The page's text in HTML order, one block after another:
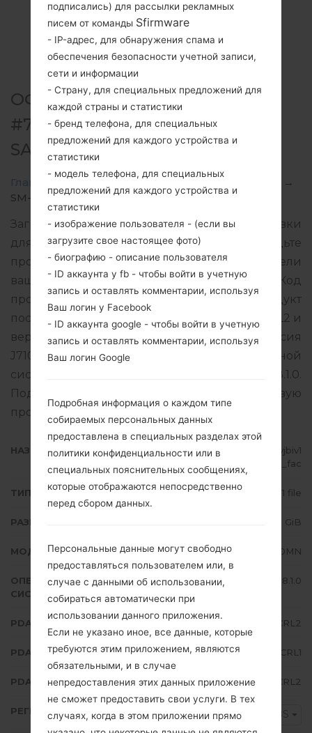
ОФИЦИАЛЬНАЯ ПРОШИВКА
#72845 ДЛЯ SM-J710MN -
SAMSUNGGALAXY J7 2016
Главная → Galaxy J7 2016 SamsungSM-J710MN
→
SM-J710MN_1_20190313112114_kyjbiv1t6t_fac.zip
Загрузите последнее обновление прошивки
для Samsung Galaxy J7 2016, но не забудьте
проверить, соответствует ли номер модели
вашего смартфона указанному SM-J710MN. Код
прошивки NBS для NICARAGUA. Продукт
поставляется с версией PDA J710MNUBU4CRL2 и
версия CSC J710MNUWT4CRL1, MODEM версия
J710MNUBU4CRL2. Версия операционной
системы данной прошивки Android Oreo 8.1.0.
Подробная инструкция, как прошить стоковую
прошивку на устройства Samsung
НАЗВАНИЕ ФАЙЛА
SM-J710MN_1_20190313112114_kyjbiv1
t6t_fac
ТИП ПРОШИВКИ 1 file
РАЗМЕР ФАЙЛА 2.11 GiB
МОДЕЛЬ Samsung SM-J710MN
ОПЕРАЦИОННАЯ
СИСТЕМА
Android Oreo 8.1.0
PDA/AP ВЕРСИЯ J710MNUBU4CRL2
PDA/AP ВЕРСИЯ J710MNUWT4CRL1
PDA/AP ВЕРСИЯ J710MNUBU4CRL2
РЕГИОН NBS
подписались) для рассылки рекламных
писем от команды Sfirmware
- IP-адрес, для обнаружения спама и
обеспечения безопасности учетной записи,
сети и информации
- Страну, для специальных предложений для
каждой страны и статистики
- бренд телефона, для специальных
предложений для каждого устройства и
статистики
- модель телефона, для специальных
предложений для каждого устройства и
статистики
- изображение пользователя - (если вы
загрузите свое настоящее фото)
- биографию - описание пользователя
- ID аккаунта у fb - чтобы войти в учетную
запись и оставлять комментарии, используя
Ваш логин у Facebook
- ID аккаунта google - чтобы войти в учетную
запись и оставлять комментарии, используя
Ваш логин Google
Подробная информация о каждом типе
собираемых персональных данных
предоставлена в специальных разделах этой
политики конфиденциальности или в
специальных пояснительных сообщениях,
которые отображаются непосредственно
перед сбором данных.
Персональные данные могут свободно
предоставляться пользователем или, в
случае с данными об использовании,
собираться автоматически при
использовании данного приложения.
Если не указано иное, все данные, которые
требуются этим приложением, являются
обязательными, и в случае
непредоставления этих данных приложение
не сможет предоставить свои услуги. В тех
случаях, когда в этом приложении прямо